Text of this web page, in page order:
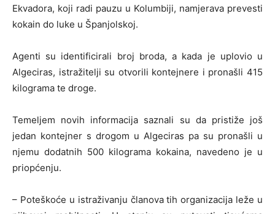
Ekvadora, koji radi pauzu u Kolumbiji, namjerava prevesti
kokain do luke u Španjolskoj.
Agenti su identificirali broj broda, a kada je uplovio u
Algeciras, istražitelji su otvorili kontejnere i pronašli 415
kilograma te droge.
Temeljem novih informacija saznali su da pristiže još
jedan kontejner s drogom u Algeciras pa su pronašli u
njemu dodatnih 500 kilograma kokaina, navedeno je u
priopćenju.
– Poteškoće u istraživanju članova tih organizacija leže u